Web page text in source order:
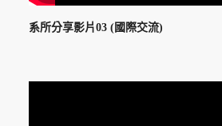
系所分享影片03 (國際交流)